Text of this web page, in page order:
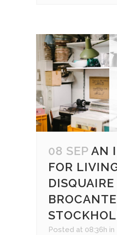
08 SEP AN
FOR
DISQUAIRE
Posted at 08:36h in